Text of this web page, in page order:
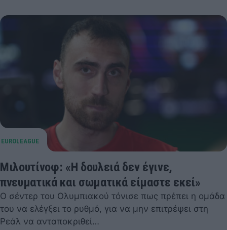
Μιλουτίνοφ: «Η δουλειά δεν έγινε,
πνευματικά και σωματικά είμαστε εκεί»
Ο σέντερ του Ολυμπιακού τόνισε πως πρέπει η ομάδα
του να ελέγξει το ρυθμό, για να μην επιτρέψει στη
Ρεάλ να ανταποκριθεί…